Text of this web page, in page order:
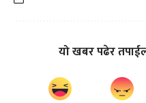
यो खबर पढेर